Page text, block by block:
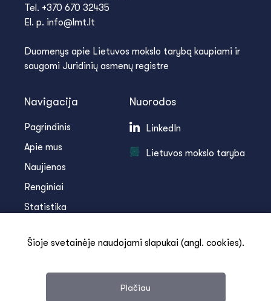
Tel. +370 670 32435
El. p. info@lmt.lt
Duomenys apie Lietuvos mokslo tarybą kaupiami ir
saugomi Juridinių asmenų registre
Navigacija
Pagrindinis
Apie mus
Naujienos
Renginiai
Statistika
Kontaktai
Nuorodos
LinkedIn
Lietuvos mokslo taryba
Šioje svetainėje naudojami slapukai (angl. cookies).
Plačiau